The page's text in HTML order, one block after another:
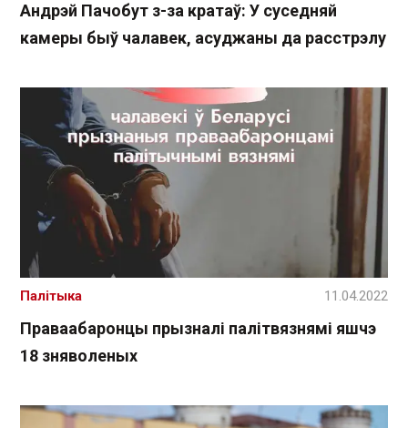
Андрэй Пачобут з-за кратаў: У суседняй
камеры быў чалавек, асуджаны да расстрэлу
Праваабаронцы прызналі палітвязнямі яшчэ
18 зняволеных
Палітыка 11.04.2022